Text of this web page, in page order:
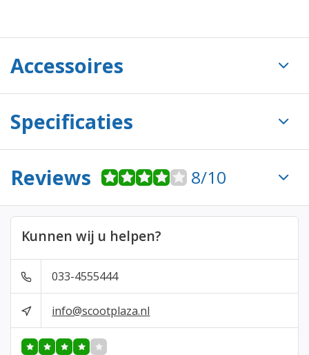
Accessoires
Specificaties
Reviews 8/10
Kunnen wij u helpen?
033-4555444
info@scootplaza.nl